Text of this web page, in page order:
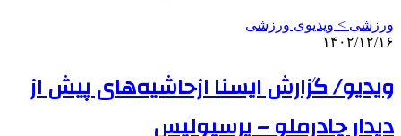
ورزشی > ویدیوی ورزشی
۱۴۰۲/۱۲/۱۶
ویدیو/ گزارش ایسنا ازحاشیه‌های پیش از
دیدار چادرملو – پرسپولیس